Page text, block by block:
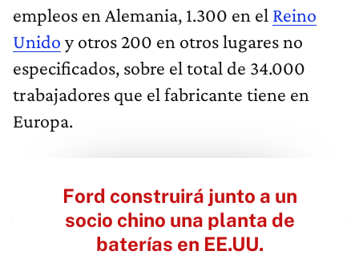
empleos en Alemania, 1.300 en el Reino
Unido y otros 200 en otros lugares no
especificados, sobre el total de 34.000
trabajadores que el fabricante tiene en
Europa.
Ford construirá junto a un
socio chino una planta de
baterías en EE.UU.